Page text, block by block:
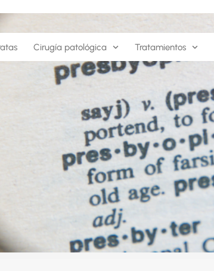
Cirugía patológica Tratamientos